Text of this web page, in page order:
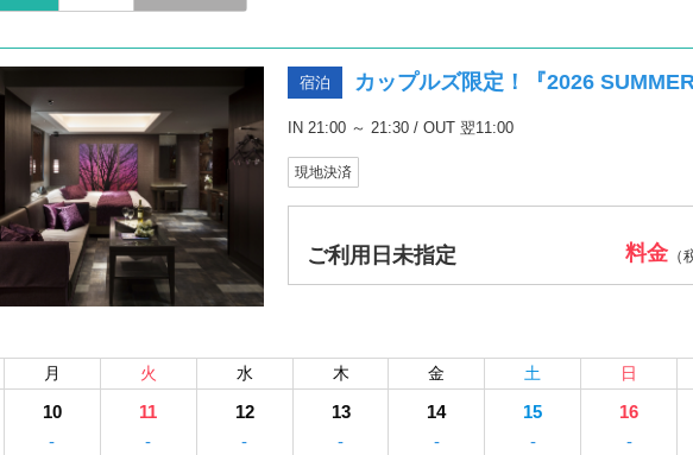
宿泊 カップルズ限定！『2026
IN 21:00 ～ 21:30 / OUT 翌11:00
現地決済
ご利用日未指定 料金（
月 火 水 木 金 土 日
10
-
11
-
12
-
13
-
14
-
15
-
16
-